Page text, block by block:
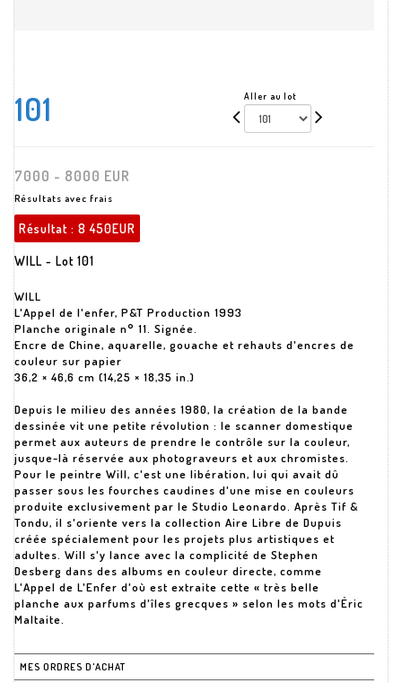
101 Aller au lot
7000 - 8000 EUR
Résultats avec frais
Résultat : 8 450EUR
WILL - Lot 101
WILL
L'Appel de l'enfer, P&T Production 1993
Planche originale n° 11. Signée.
Encre de Chine, aquarelle, gouache et rehauts d'encres de
couleur sur papier
36,2 × 46,6 cm (14,25 × 18,35 in.)
Depuis le milieu des années 1980, la création de la bande
dessinée vit une petite révolution : le scanner domestique
permet aux auteurs de prendre le contrôle sur la couleur,
jusque-là réservée aux photograveurs et aux chromistes.
Pour le peintre Will, c'est une libération, lui qui avait dû
passer sous les fourches caudines d'une mise en couleurs
produite exclusivement par le Studio Leonardo. Après Tif &
Tondu, il s'oriente vers la collection Aire Libre de Dupuis
créée spécialement pour les projets plus artistiques et
adultes. Will s'y lance avec la complicité de Stephen
Desberg dans des albums en couleur directe, comme
L'Appel de L'Enfer d'où est extraite cette « très belle
planche aux parfums d'îles grecques » selon les mots d'Éric
Maltaite.
MES ORDRES D'ACHAT